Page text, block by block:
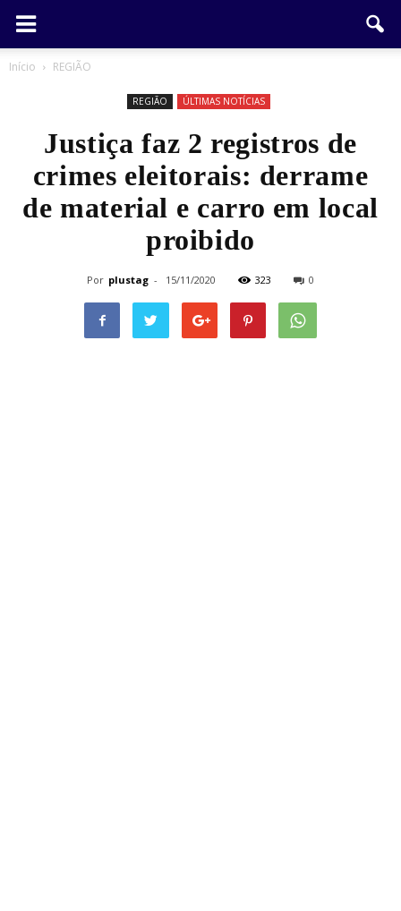
Início REGIÃO
REGIÃO ÚLTIMAS NOTÍCIAS
Justiça faz 2 registros de
crimes eleitorais: derrame
de material e carro em local
proibido
Por plustag - 15/11/2020 323 0